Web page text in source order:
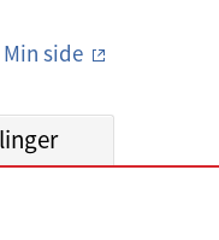
Min side